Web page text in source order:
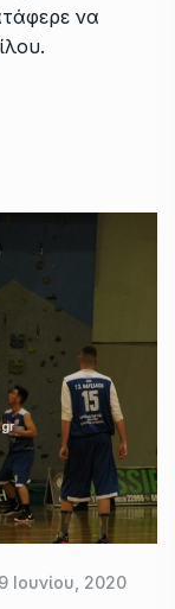
να
Ιουνίου, 2020